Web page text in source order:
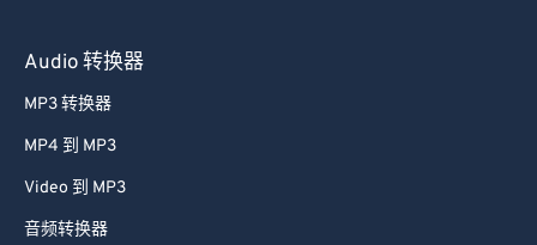
Audio 转换器
MP3 转换器
MP4 到 MP3
Video 到 MP3
音频转换器